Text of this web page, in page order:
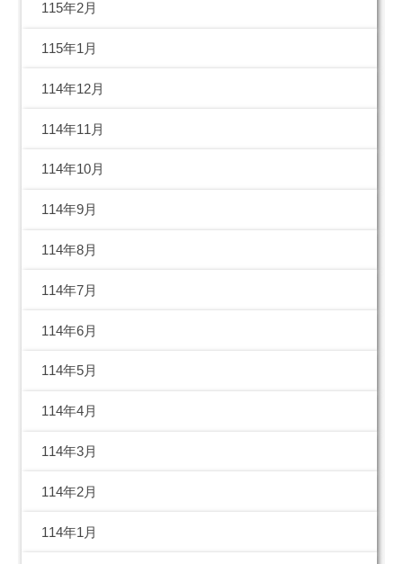
115年2月
115年1月
114年12月
114年11月
114年10月
114年9月
114年8月
114年7月
114年6月
114年5月
114年4月
114年3月
114年2月
114年1月